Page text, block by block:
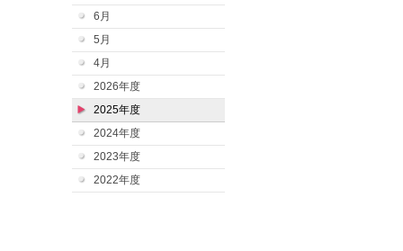
6月
5月
4月
2026年度
2025年度
2024年度
2023年度
2022年度